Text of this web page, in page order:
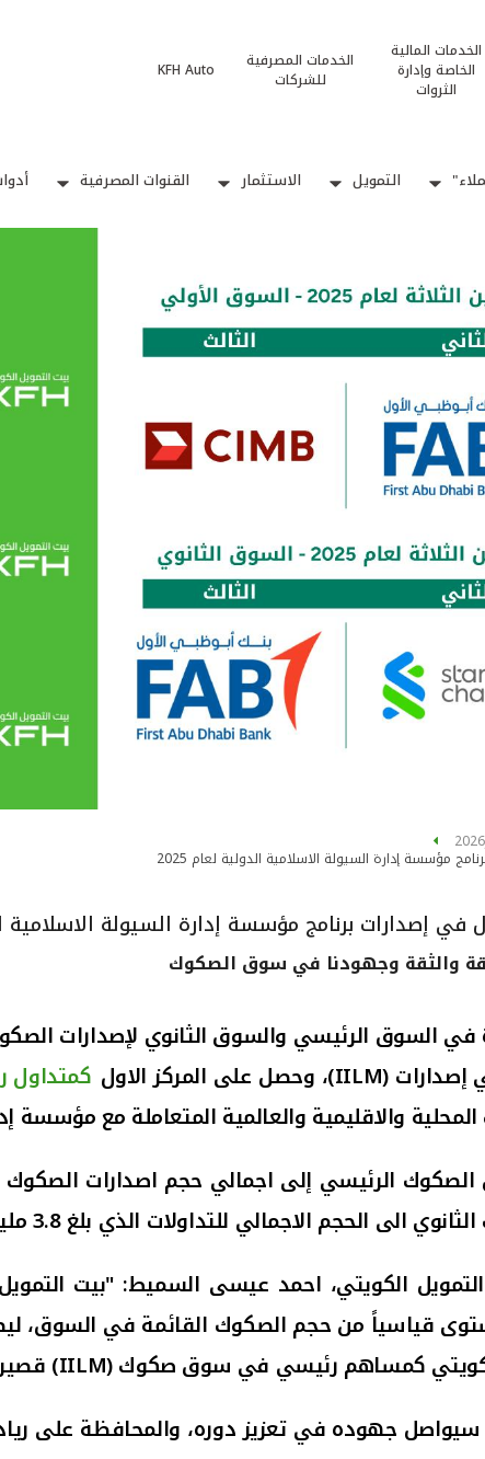
الخدمات المالية
الخاصة وإدارة
الثروات
الخدمات المصرفية
للشركات
KFH Auto
التمويل الاستثمار القنوات المصرفية
2026
مؤسسة إدارة السيولة الاسلامية الدولية لعام 2025
إصدارات برنامج مؤسسة إدارة السيولة الاسلامية
والثقة وجهودنا في سوق الصكوك
في السوق الرئيسي والسوق الثانوي لإصدارات
إصدارات (IILM)، وحصل على المركز الاول كمتداول
المحلية والاقليمية والعالمية المتعاملة مع مؤسسة
الحجم الاجمالي للتداولات الذي بلغ 3.8 مليار دولار.
الكويتي، احمد عيسى السميط: "بيت التمويل
من حجم الصكوك القائمة في السوق، ليصل إلى 6.4 مليار دولار
الكويتي كمساهم رئيسي في سوق صكوك (IILM
)
جهوده في تعزيز دوره، والمحافظة على